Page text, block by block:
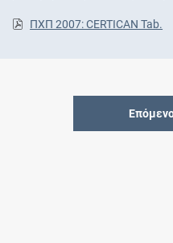
ΠΧΠ 2007: CERTICAN Tab.